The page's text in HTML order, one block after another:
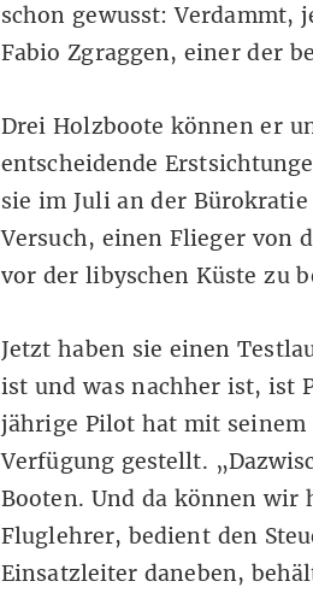
schon gewusst: Verdammt,
Fabio Zgraggen, einer der
Drei Holzboote können er
entscheidende
sie im Juli an der
Versuch, einen Flieger von
vor der libyschen Küste zu
Jetzt haben sie einen
ist und was nachher ist, ist
jährige Pilot hat mit seinem
Verfügung gestellt.
Booten. Und da können wir
Fluglehrer, bedient den
Einsatzleiter daneben,